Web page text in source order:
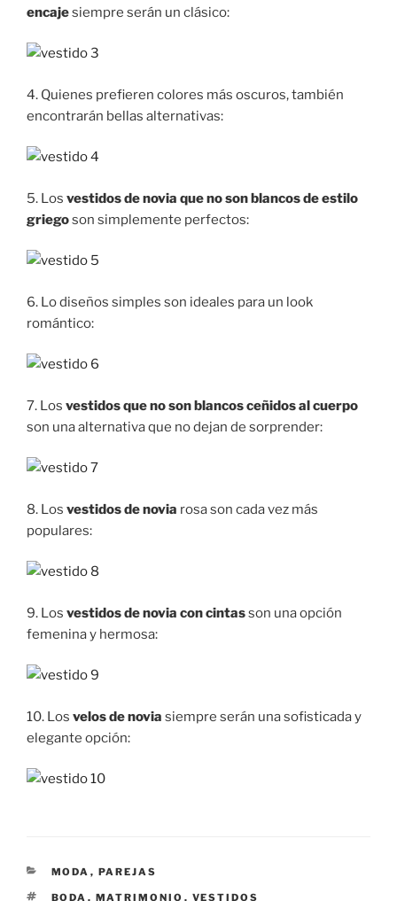
encajesiempre serán un clásico:
4. Quienes prefieren colores más oscuros, también
encontrarán bellas alternativas:
5. Los vestidos de novia que no son blancos de estilo
griegoson simplemente perfectos:
6. Lo diseños simples son ideales para un look
romántico:
7. Los vestidos que no son blancos ceñidos al cuerpo
son una alternativa que no dejan de sorprender:
8. Los vestidos de novia rosa son cada vez más
populares:
9. Los vestidos de novia con cintasson una opción
femenina y hermosa:
10. Los velos de novia siempre serán una sofisticada y
elegante opción:
CATEGORÍAS
MODA , PAREJAS
ETIQUETAS
BODA , MATRIMONIO , VESTIDOS